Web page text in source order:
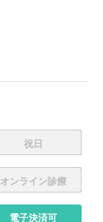
祝日
オンライン診療
電子決済可